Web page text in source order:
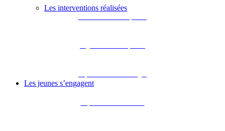
Les interventions réalisées
Les jeunes s’engagent